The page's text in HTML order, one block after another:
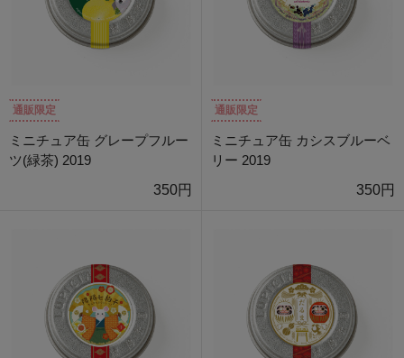
通販限定
ミニチュア缶 グレープフルー
ツ(緑茶) 2019
350円
通販限定
ミニチュア缶 カシスブルーベ
リー 2019
350円